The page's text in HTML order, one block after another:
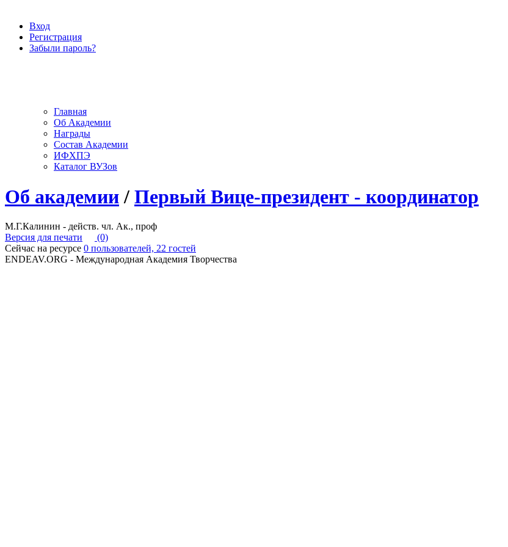
Вход
Регистрация
Забыли пароль?
Главная
Об Академии
Награды
Состав Академии
ИФХПЭ
Каталог ВУЗов
Об академии / Первый Вице-президент - координатор
М.Г.Калинин - действ. чл. Ак., проф
Версия для печати
(0)
Сейчас на ресурсе 0 пользователей, 22 гостей
ENDEAV.ORG - Международная Академия Творчества